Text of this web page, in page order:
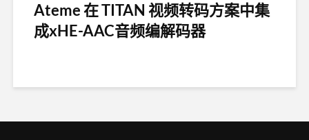
Ateme 在 TITAN 视频转码方案中集
成xHE-AAC音频编解码器